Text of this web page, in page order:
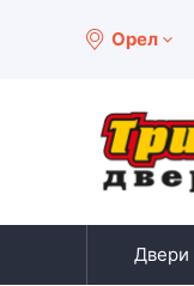
Орел